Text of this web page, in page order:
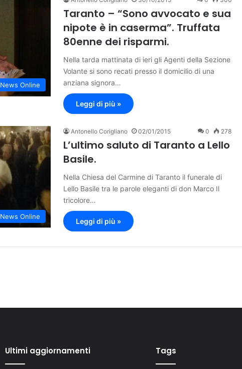
News Online
Taranto – “Sono avvocato e sua
nipote è in caserma”. Truffata
80enne dei risparmi.
Nella tarda mattinata di ieri gli Agenti della Sezione
Volante si sono recati presso il domicilio di una
anziana signora…
Leggi di più »
News Online
Antonello Corigliano 02/01/2015 0 278
L’ultimo saluto di Taranto a Lello
Basile.
Nella Chiesa del Carmine di Taranto il funerale di
Lello Basile tra le parole eleganti di don Marco Il
tricolore…
Leggi di più »
Ultimi aggiornamenti Tags